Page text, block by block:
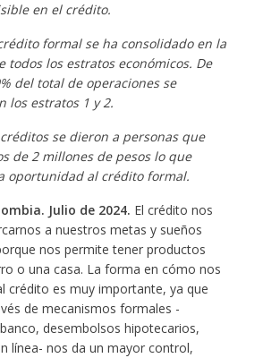
en el crédito.
formal se ha consolidado en la
todos los estratos económicos. De
del total de operaciones se
los estratos 1 y 2.
se dieron a personas que
de 2 millones de pesos lo que
oportunidad al crédito formal.
Julio de 2024. El crédito nos
a nuestros metas y sueños
nos permite tener productos
o una casa. La forma en cómo nos
crédito es muy importante, ya que
de mecanismos formales -
desembolsos hipotecarios,
línea- nos da un mayor control,